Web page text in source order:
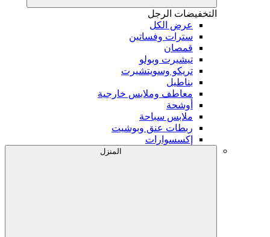
التخفيضات الرجل
عرض الكل
سترات وفساتين
قمصان
تيشيرت وبولو
تريكو وسويتشيرت
بناطيل
معاطف وملابس خارجية
أوشحة
ملابس سباحة
ربطات عنق وبوشيت
إكسسوارات
المنزل